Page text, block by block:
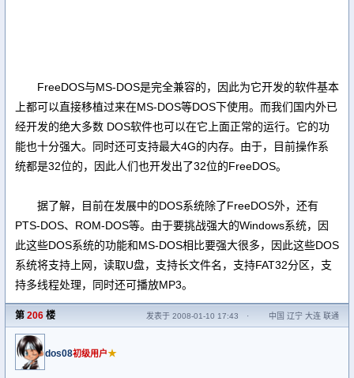
FreeDOS与MS-DOS是完全兼容的，因此为它开发的软件基本
上都可以直接移植过来在MS-DOS等DOS下使用。而我们国内外已
经开发的绝大多数 DOS软件也可以在它上面正常的运行。它的功
能也十分强大。同时还可支持最大4G的内存。由于，目前操作系
统都是32位的，因此人们也开发出了32位的FreeDOS。
据了解，目前在发展中的DOS系统除了FreeDOS外，还有
PTS-DOS、ROM-DOS等。由于要挑战强大的Windows系统，因
此这些DOS系统的功能和MS-DOS相比要强大很多，因此这些DOS
系统将支持上网，读取U盘，支持长文件名，支持FAT32分区，支
持多线程处理，同时还可播放MP3。
第 206 楼 发表于 2008-01-10 17:43 · 中国 辽宁 大连 联通
dos08初级用户★